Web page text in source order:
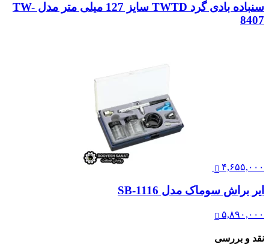
سنباده بادی گرد TWTD سایز 127 میلی متر مدل TW-
8407
۴,۶۵۵,۰۰۰
ایر براش سوماک مدل SB-1116
۵,۸۹۰,۰۰۰
نقد و بررسی